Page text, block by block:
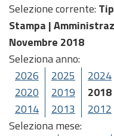
Selezione corrente:
Stampa |
Novembre 2018
Seleziona anno:
2026
2025 2024
2020
2019 2018
2014
2013 2012
Seleziona mese: